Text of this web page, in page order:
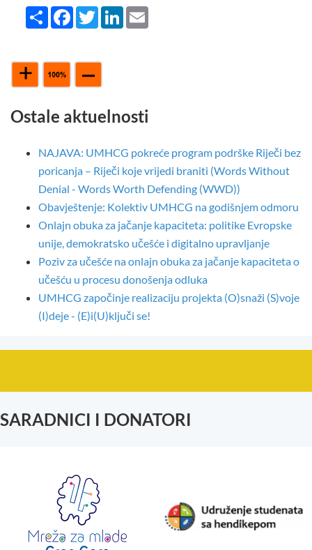
Share FacebookTwitterLinkedIn
Ostale aktuelnosti
NAJAVA: UMHCG pokreće program podrške Riječi bez
poricanja – Riječi koje vrijedi braniti (Words Without
Denial - Words Worth Defending (WWD))
Obavještenje: Kolektiv UMHCG na godišnjem odmoru
Onlajn obuka za jačanje kapaciteta: politike Evropske
unije, demokratsko učešće i digitalno upravljanje
Poziv za učešće na onlajn obuka za jačanje kapaciteta o
učešću u procesu donošenja odluka
UMHCG započinje realizaciju projekta (O)snaži (S)voje
(I)deje - (E)i(U)ključi se!
SARADNICI I DONATORI